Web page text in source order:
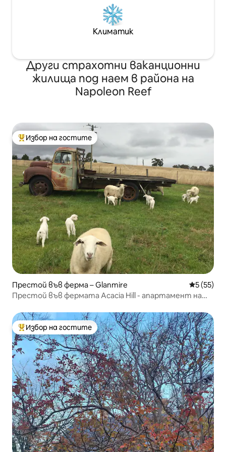
Климатик
Други страхотни ваканционни
жилища под наем в района на
Napoleon Reef
Най-популярен избор на гостите
Избор на гостите
Престой във ферма – Glanmire Средна
5 (55)
Престой във фермата Acacia Hill - апартамент на
Най-популярен избор на гостите
Избор на гостите